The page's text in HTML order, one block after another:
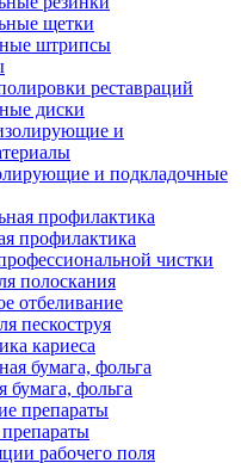
щетки
штрипсы
реставраций
диски
и подкладочные
профилактика
чистки
полоскания
отбеливание
пескоструя
кариеса
бумага, фольга